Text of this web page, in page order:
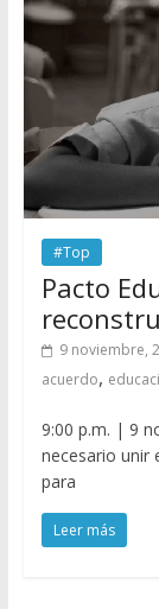
#Top
Pacto
9 noviembre,
acuerdo,
9:00 p.m. | 9
necesario unir
para
Leer más